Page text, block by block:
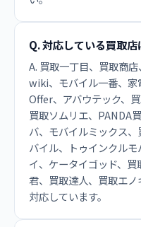
Q. 対応している買取店
A. 買取一丁目、買取商
wiki、モバイル一番、家
Offer、アバウテック、
買取ソムリエ、PANDA
バ、モバイルミックス
バイル、トゥインクル
イ、ケータイゴッド、
君、買取達人、買取エ
対応しています。